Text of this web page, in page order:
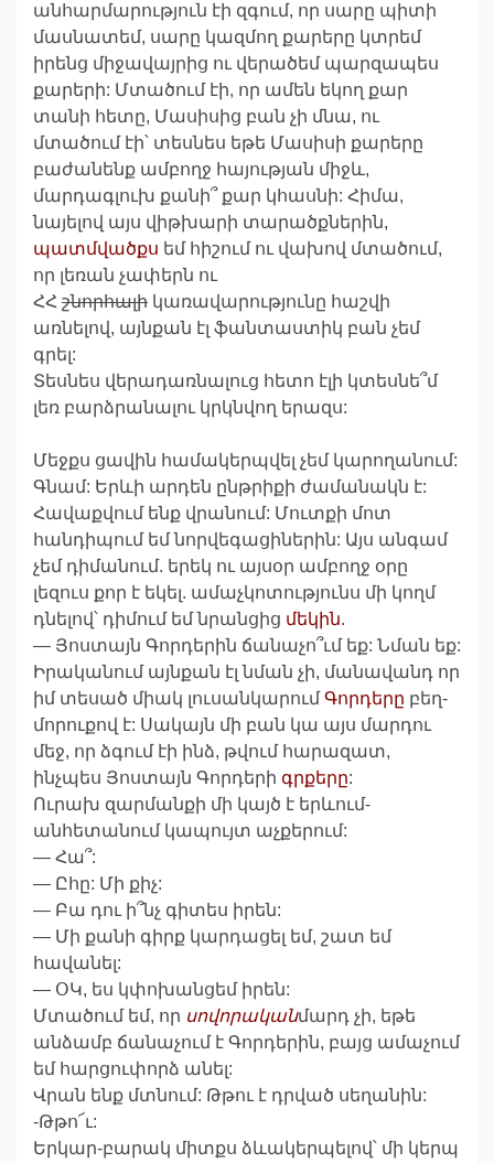
անհարմարություն էի զգում, որ սարը պիտի
մասնատեմ, սարը կազմող քարերը կտրեմ
իրենց միջավայրից ու վերածեմ պարզապես
քարերի: Մտածում էի, որ ամեն եկող քար
տանի հետը, Մասիսից բան չի մնա, ու
մտածում էի՝ տեսնես եթե Մասիսի քարերը
բաժանենք ամբողջ հայության միջև,
մարդագլուխ քանի՞ քար կհասնի: Հիմա,
նայելով այս վիթխարի տարածքներին,
պատմվածքս եմ հիշում ու վախով մտածում,
որ լեռան չափերն ու
ՀՀ շնորհալի կառավարությունը հաշվի
առնելով, այնքան էլ ֆանտաստիկ բան չեմ
գրել:
Տեսնես վերադառնալուց հետո էլի կտեսնե՞մ
լեռ բարձրանալու կրկնվող երազս:
Մեջքս ցավին համակերպվել չեմ կարողանում:
Գնամ: Երևի արդեն ընթրիքի ժամանակն է:
Հավաքվում ենք վրանում: Մուտքի մոտ
հանդիպում եմ նորվեգացիներին: Այս անգամ
չեմ դիմանում. երեկ ու այսօր ամբողջ օրը
լեզուս քոր է եկել. ամաչկոտությունս մի կողմ
դնելով՝ դիմում եմ նրանցից մեկին.
— Յոստայն Գորդերին ճանաչո՞ւմ եք: Նման եք:
Իրականում այնքան էլ նման չի, մանավանդ որ
իմ տեսած միակ լուսանկարումԳորդերը բեղ-
մորուքով է: Սակայն մի բան կա այս մարդու
մեջ, որ ձգում էի ինձ, թվում հարազատ,
ինչպես Յոստայն Գորդերի գրքերը:
Ուրախ զարմանքի մի կայծ է երևում-
անհետանում կապույտ աչքերում:
— Հա՞:
— Ըհը: Մի քիչ:
— Բա դու ի՞նչ գիտես իրեն:
— Մի քանի գիրք կարդացել եմ, շատ եմ
հավանել:
— ՕԿ, ես կփոխանցեմ իրեն:
Մտածում եմ, որ սովորականմարդ չի, եթե
անձամբ ճանաչում է Գորդերին, բայց ամաչում
եմ հարցուփորձ անել:
Վրան ենք մտնում: Թթու է դրված սեղանին:
-Թթո՜ւ:
Երկար-բարակ միտքս ձևակերպելով՝ մի կերպ